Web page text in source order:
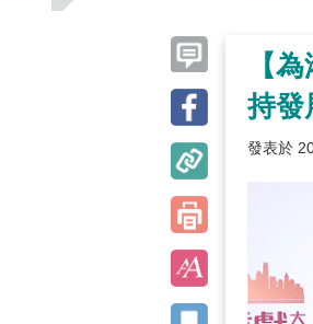
【
持發
發表於